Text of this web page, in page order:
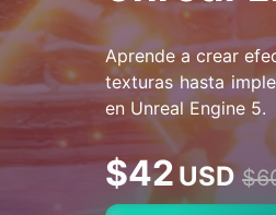
Aprende a crear
texturas hasta
en Unreal Engine 5.
$42 USD